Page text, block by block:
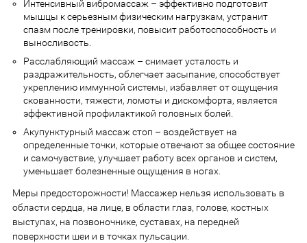
Интенсивный вибромассаж – эффективно подготовит
мышцы к серьезным физическим нагрузкам, устранит
спазм после тренировки, повысит работоспособность и
выносливость.
Расслабляющий массаж – снимает усталость и
раздражительность, облегчает засыпание, способствует
укреплению иммунной системы, избавляет от ощущения
скованности, тяжести, ломоты и дискомфорта, является
эффективной профилактикой головных болей.
Акупунктурный массаж стоп – воздействует на
определенные точки, которые отвечают за общее состояние
и самочувствие, улучшает работу всех органов и систем,
уменьшает болезненные ощущения в ногах.
Меры предосторожности! Массажер нельзя использовать в
области сердца, на лице, в области глаз, голове, костных
выступах, на позвоночнике, суставах, на передней
поверхности шеи и в точках пульсации.